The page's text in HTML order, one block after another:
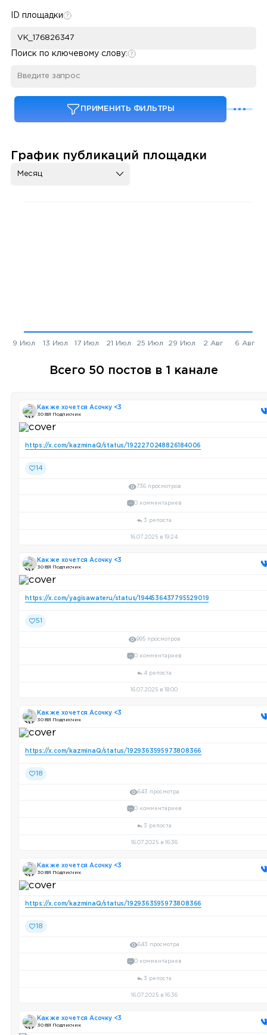
ID площадки
Поиск по ключевому слову:
ПРИМЕНИТЬ ФИЛЬТРЫ
График публикаций площадки
Месяц
Всего 50 постов в 1 канале
Как же хочется Асочку <3
30 891 Подписчик
https://x.com/kazminaQ/status/1922270248826184006
14
736 просмотров
0 комментариев
3 репоста
16.07.2025 в 19:24
Как же хочется Асочку <3
30 891 Подписчик
https://x.com/yagisawateru/status/1944536437795529019
51
995 просмотров
0 комментариев
4 репоста
16.07.2025 в 18:00
Как же хочется Асочку <3
30 891 Подписчик
https://x.com/kazminaQ/status/1929363595973808366
18
643 просмотра
0 комментариев
3 репоста
16.07.2025 в 16:36
Как же хочется Асочку <3
30 891 Подписчик
https://x.com/kazminaQ/status/1929363595973808366
18
643 просмотра
0 комментариев
3 репоста
16.07.2025 в 16:36
Как же хочется Асочку <3
30 891 Подписчик